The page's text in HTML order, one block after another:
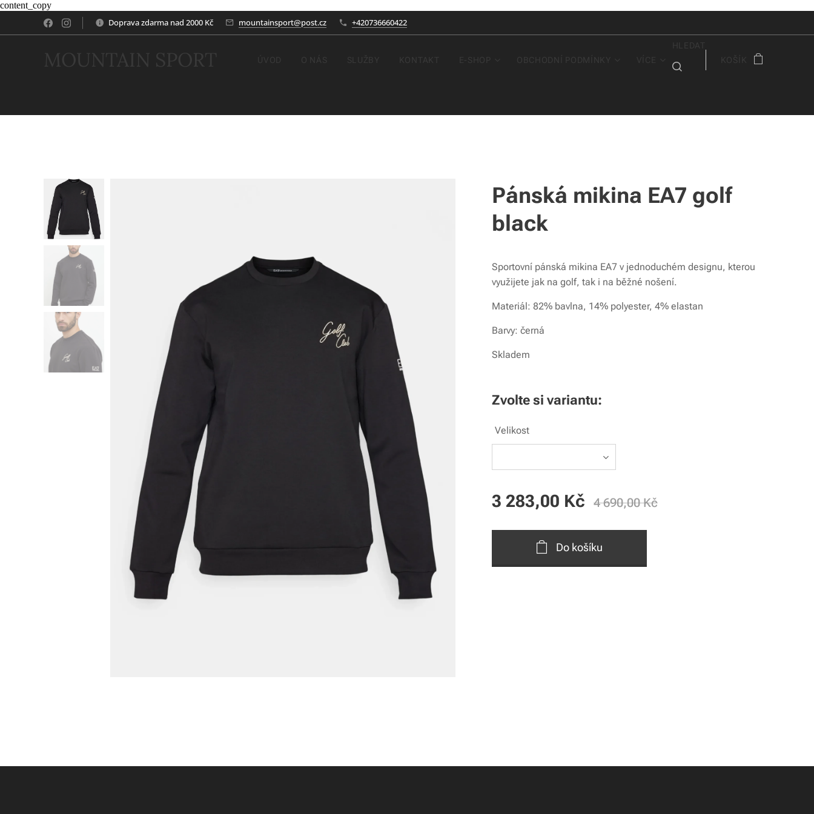
content_copy
Doprava zdarma nad 2000 Kč mountainsport@post.cz +420736660422
MOUNTAIN SPORT O NÁS KONTAKT
HLEDAT
Pánská mikina EA7 golf
black
Sportovní pánská mikina EA7 v jednoduchém designu, kterou
využijete jak na golf, tak i na běžné nošení.
Materiál: 82% bavlna, 14% polyester, 4% elastan
Barvy: černá
Skladem
Zvolte si variantu:
Velikost
3 283,00 Kč 4 690,00Kč
Do košíku